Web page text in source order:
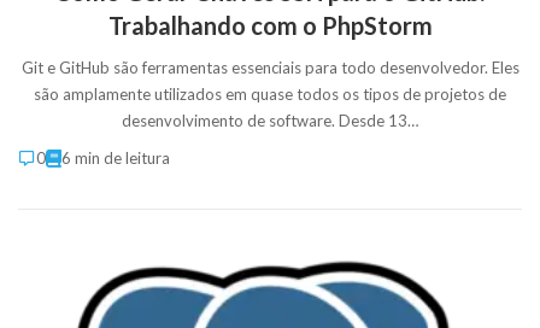
Trabalhando com o PhpStorm
Git e GitHub são ferramentas essenciais para todo desenvolvedor. Eles
são amplamente utilizados em quase todos os tipos de projetos de
desenvolvimento de software. Desde 13…
0
6 min de leitura